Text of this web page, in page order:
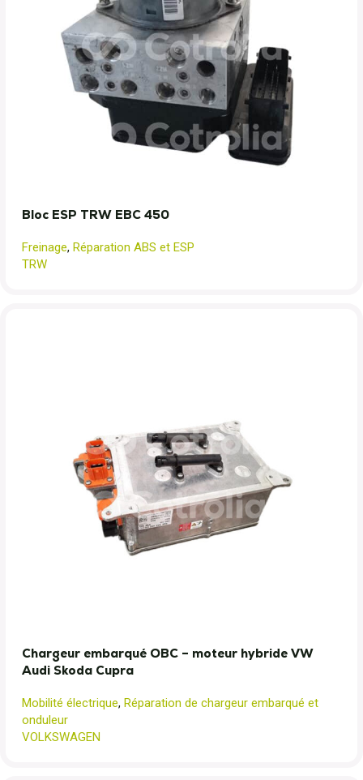
Bloc ESP TRW EBC 450
Freinage, Réparation ABS et ESP
TRW
Chargeur embarqué OBC – moteur hybride VW
Audi Skoda Cupra
Mobilité électrique, Réparation de chargeur embarqué et
onduleur
VOLKSWAGEN